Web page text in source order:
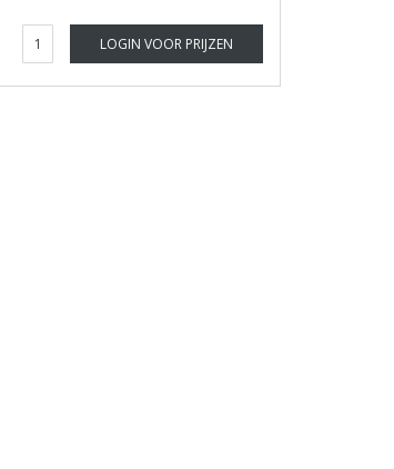
LOGIN VOOR PRIJZEN